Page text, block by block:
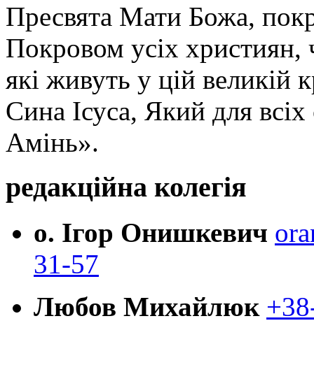
Пресвята Мати Божа,
Покровом усіх християн,
які живуть у цій великій
Сина Ісуса, Який для
Амінь».
редакційна колегія
о. Ігор Онишкевич
31-57
Любов Михайлюк